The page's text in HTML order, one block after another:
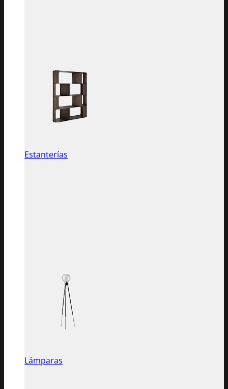
Estanterías
Lámparas